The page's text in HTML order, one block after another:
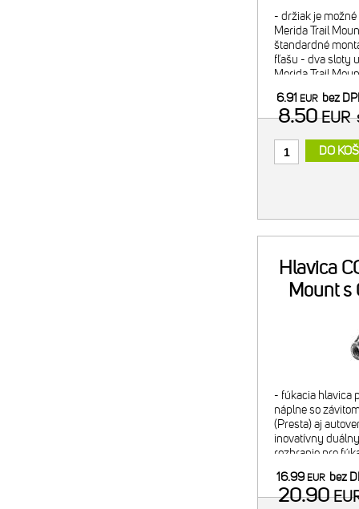
- držiak je
Merida Trail
štandardné
fľašu - dva sloty
Merida Trail
minipumpy) -
6.91 EUR bez
8.50EUR
DO
Hlavica
Mount s
- fúkacia hlavica
náplne so
(Presta) aj
inovatívny
rozhranie pre
- regulácia f
16.99EUR bez
20.90